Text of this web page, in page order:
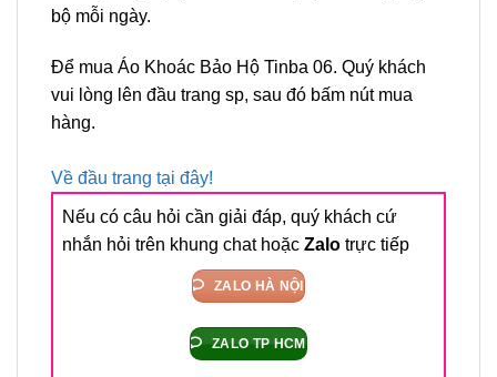
bộ mỗi ngày.
Để mua Áo Khoác Bảo Hộ Tinba 06. Quý khách
vui lòng lên đầu trang sp, sau đó bấm nút mua
hàng.
Về đầu trang tại đây!
Nếu có câu hỏi cần giải đáp, quý khách cứ
nhắn hỏi trên khung chat hoặc Zalo trực tiếp
ZALO HÀ NỘI
ZALO TP HCM